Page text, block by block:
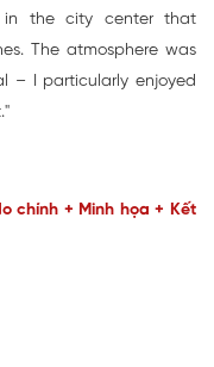
in the city center that
The atmosphere was
– I particularly enjoyed
chính + Minh họa + Kết